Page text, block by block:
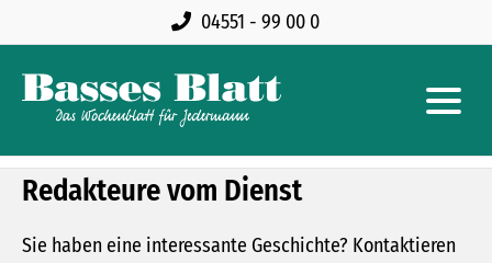
04551 - 99 00 0
Redakteure vom Dienst
Sie haben eine interessante Geschichte? Kontaktieren